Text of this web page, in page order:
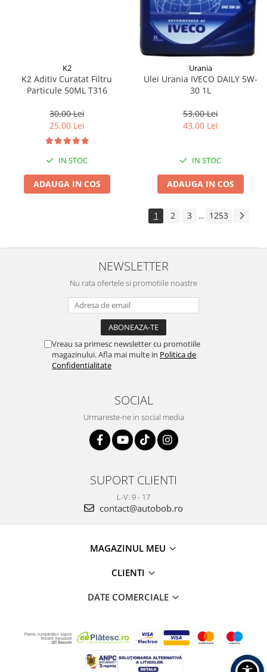
K2
K2 Aditiv Curatat Filtru
Particule 50ML T316
30,00 Lei
25,00 Lei
IN STOC
ADAUGA IN COS
Urania
Ulei Urania IVECO DAILY 5W-
30 1L
53,00 Lei
43,00 Lei
IN STOC
ADAUGA IN COS
1 2 3 ... 1253
NEWSLETTER
Nu rata ofertele si promotiile noastre
Vreau sa primesc newsletter cu promotiile
magazinului. Afla mai multe in Politica de
Confidentialitate
SOCIAL
Urmareste-ne in social media
SUPORT CLIENTI
L-V: 9 - 17
contact@autobob.ro
MAGAZINUL MEU
CLIENTI
DATE COMERCIALE